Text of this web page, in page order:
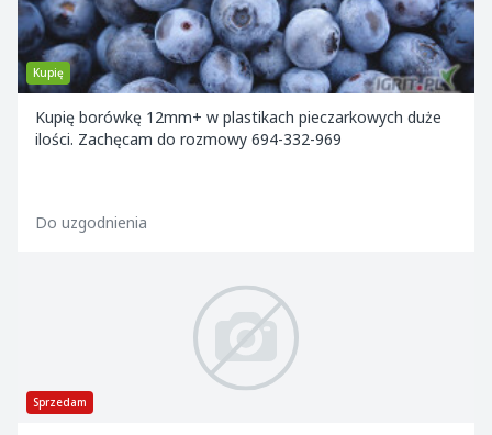
Kupię
Kupię borówkę 12mm+ w plastikach pieczarkowych duże
ilości. Zachęcam do rozmowy 694-332-969
Do uzgodnienia
Sprzedam